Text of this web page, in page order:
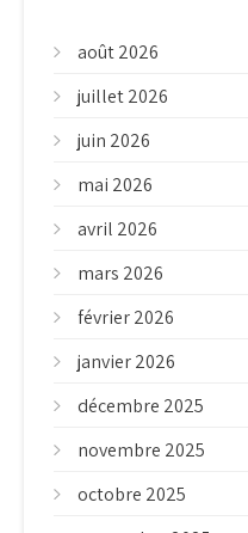
août 2026
juillet 2026
juin 2026
mai 2026
avril 2026
mars 2026
février 2026
janvier 2026
décembre 2025
novembre 2025
octobre 2025